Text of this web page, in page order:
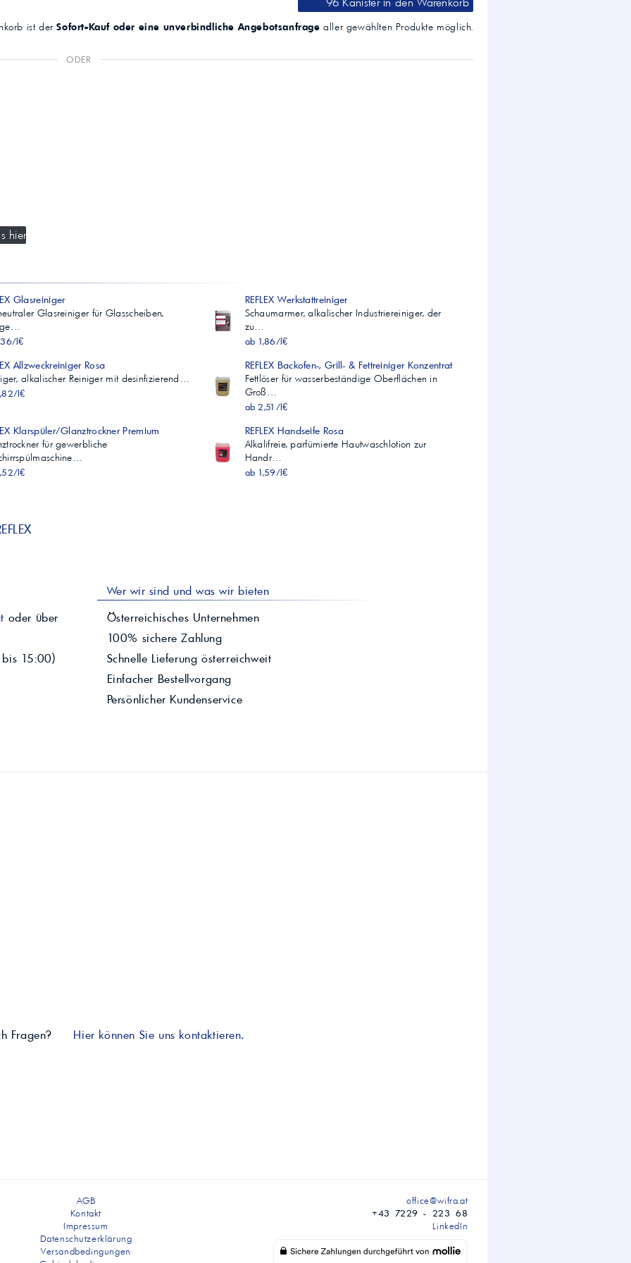
ist derSofort-Kauf oder eine unverbindliche Angebotsanfrage aller gewählten Produkte möglich.
ODER
hier
Glasreiniger
Glasreiniger für Glasscheiben,
l€
REFLEX Werkstattreiniger
Schaumarmer, alkalischer Industriereiniger, der
zu…
ab 1,86/l€
Allzweckreiniger Rosa
alkalischer Reiniger mit desinfizierend…
l€
REFLEX Backofen-, Grill- & Fettreiniger Konzentrat
Fettlöser für wasserbeständige Oberflächen in
Groß…
ab 2,51/l€
Klarspüler/Glanztrockner Premium
für gewerbliche
l€
REFLEX Handseife Rosa
Alkalifreie, parfümierte Hautwaschlotion zur
Handr…
ab 1,59/l€
oder über
bis 15:00)
Wer wir sind und was wir bieten
Österreichisches Unternehmen
100% sichere Zahlung
Schnelle Lieferung österreichweit
Einfacher Bestellvorgang
Persönlicher Kundenservice
Fragen? Hier können Sie uns kontaktieren.
AGB
Kontakt
Impressum
Datenschutzerklärung
Versandbedingungen
office@wifra.at
+43 7229 - 223 68
LinkedIn